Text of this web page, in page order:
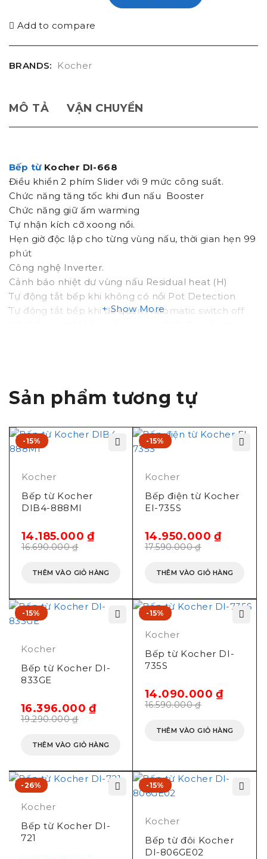
Add to compare
BRANDS: Kocher
MÔ TẢ VẬN CHUYỂN
Bếp từKocher DI-668
Điều khiển 2 phím Slider với 9 mức công suất.
Chức năng tăng tốc khi đun nấu Booster
Chức năng giữ ấm warming
Tự nhận kích cỡ xoong nồi.
Hẹn giờ độc lập cho từng vùng nấu, thời gian hẹn 99
phút
Công nghệ Inverter.
Cảnh báo nhiệt dư vùng nấu Residual heat (H)
Tự động tắt bếp khi không có nồi Pot Detection
Tự động tắt bếp khi để quên Automatic switch off
THÔNG SỐ KỸ THUẬT
Điện áp 220V/50Hz
Trái 2000W/ Booster 2200W. Phải 2000W/ Booster
2200W.
Kích thước (dài x rộng x cao): 730x430x60mm
Hãng sản xuất: Kocher
Xuất xứ: Đức
Show More
Sản phẩm tương tự
-15%
Kocher
Bếp từ Kocher
DIB4-888MI
16.690.000₫
14.185.000₫
THÊM VÀO GIỎ HÀNG
-15%
Kocher
Bếp điện từ Kocher
EI-735S
17.590.000₫
14.950.000₫
THÊM VÀO GIỎ HÀNG
-15%
Kocher
Bếp từ Kocher DI-
833GE
19.290.000₫
16.396.000₫
THÊM VÀO GIỎ HÀNG
-15%
Kocher
Bếp từ Kocher DI-
735S
16.590.000₫
14.090.000₫
THÊM VÀO GIỎ HÀNG
-26%
Kocher
Bếp từ Kocher DI-
721
-15%
Kocher
Bếp từ đôi Kocher
DI-806GE02